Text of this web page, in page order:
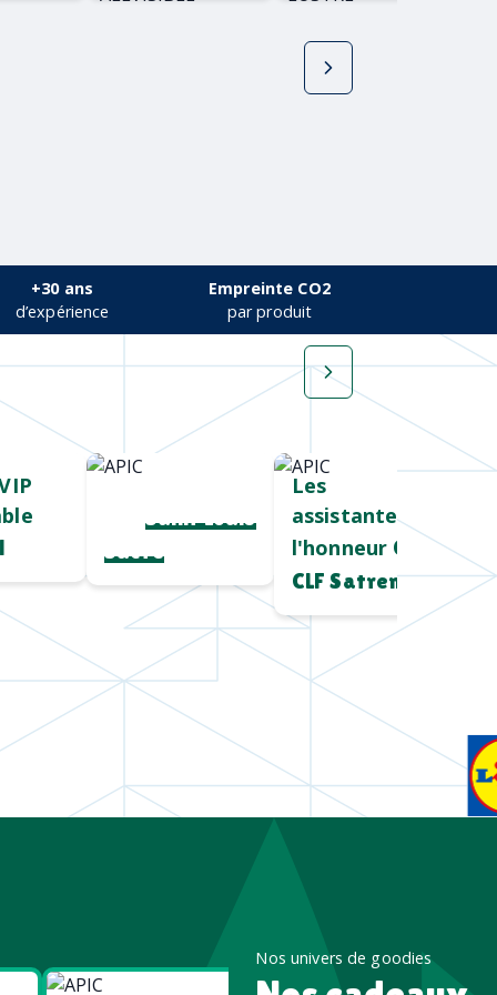
+30 ans
d’expérience
Empreinte CO2
par produit
Saint Louis
Sucre
Les
assistantes à
l'honneur Chez
CLF Satrem
Nos univers de goodies